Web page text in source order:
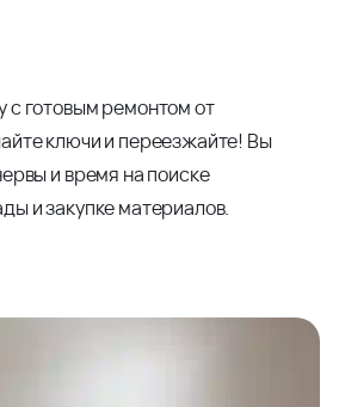
с готовым ремонтом от
ключи и переезжайте! Вы
и время на поиске
и закупке материалов.